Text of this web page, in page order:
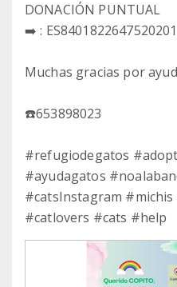
DONACIÓN PUNTUAL
➡️ :
Muchas gracias por
☎️653898023
#refugiodegatos
#ayudagatos
#catsInstagram
#catlovers #cats #help